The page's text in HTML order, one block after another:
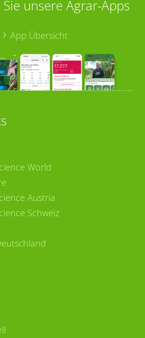
unsere Agrar-Apps
App Übersicht
World
Austria
Schweiz